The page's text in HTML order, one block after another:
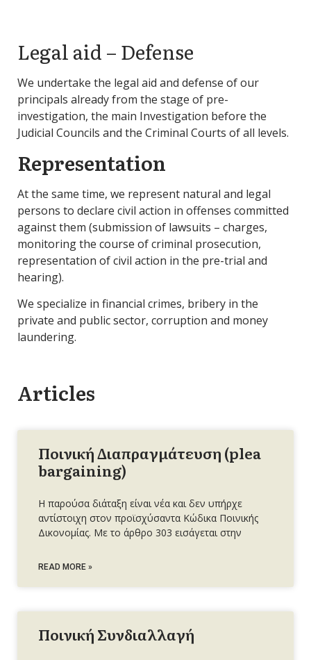
Legal aid – Defense
We undertake the legal aid and defense of our
principals already from the stage of pre-
investigation, the main Investigation before the
Judicial Councils and the Criminal Courts of all levels.
Representation
At the same time, we represent natural and legal
persons to declare civil action in offenses committed
against them (submission of lawsuits – charges,
monitoring the course of criminal prosecution,
representation of civil action in the pre-trial and
hearing).
We specialize in financial crimes, bribery in the
private and public sector, corruption and money
laundering.
Articles
Ποινική Διαπραγμάτευση (plea
bargaining)
Η παρούσα διάταξη είναι νέα και δεν υπήρχε
αντίστοιχη στον προϊσχύσαντα Κώδικα Ποινικής
Δικονομίας. Με το άρθρο 303 εισάγεται στην
READ MORE »
Ποινική Συνδιαλλαγή